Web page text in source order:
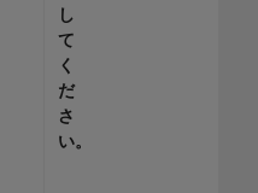
し
て
く
だ
さ
い。